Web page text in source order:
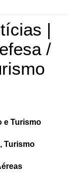
|
/
e Turismo
Turismo